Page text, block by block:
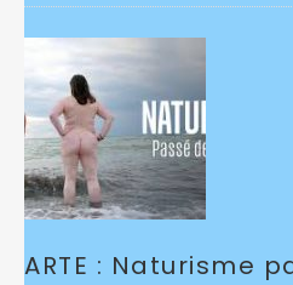
ARTE : Naturisme